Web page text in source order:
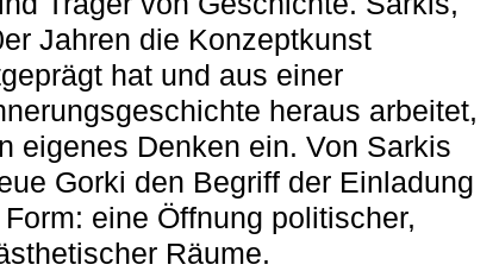
Jahren die Konzeptkunst
hat und aus einer
heraus arbeitet,
eigenes Denken ein. Von Sarkis
Gorki den Begriff der Einladung
eine Öffnung politischer,
Räume.